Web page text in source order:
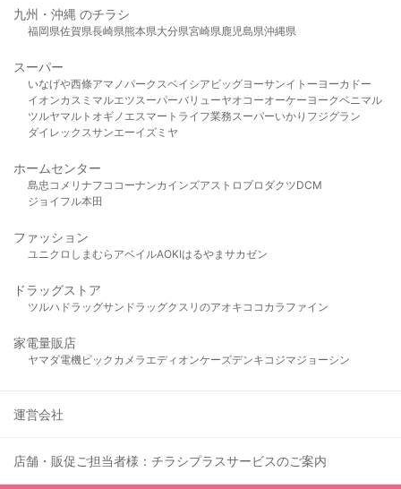
九州・沖縄 のチラシ
福岡県佐賀県長崎県熊本県大分県宮崎県 鹿児島県沖縄県
スーパー
いなげや西條アマノパークスベイシア ビッグヨーサンイトーヨーカドー
イオンカスミ マルエツ スーパーバリューヤオコーオーケー ヨークベニマル
ツルヤマルト オギノ エスマート ライフ業務スーパーいかり フジグラン
ダイレックスサンエーイズミヤ
ホームセンター
島忠 コメリ ナフコ コーナンカインズアストロプロダクツDCM
ジョイフル本田
ファッション
ユニクロ しまむら アベイルAOKIはるやま サカゼン
ドラッグストア
ツルハドラッグサンドラッグクスリのアオキ ココカラファイン
家電量販店
ヤマダ電機ビックカメラ エディオンケーズデンキ コジマジョーシン
運営会社
店舗・販促ご担当者様：チラシプラスサービスのご案内